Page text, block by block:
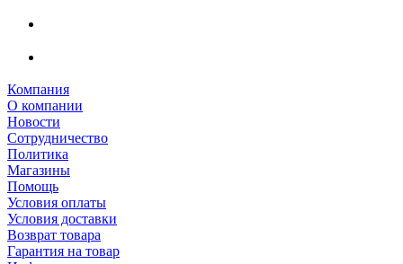
Компания
О компании
Новости
Сотрудничество
Политика
Магазины
Помощь
Условия оплаты
Условия доставки
Возврат товара
Гарантия на товар